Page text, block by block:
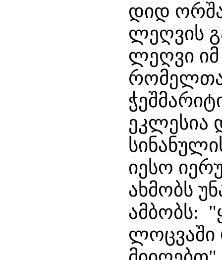
დიდ
ლეღვის
ლეღვი იმ
რომელთა
ეკლესია
იესო
ახმობს
ამბობს: